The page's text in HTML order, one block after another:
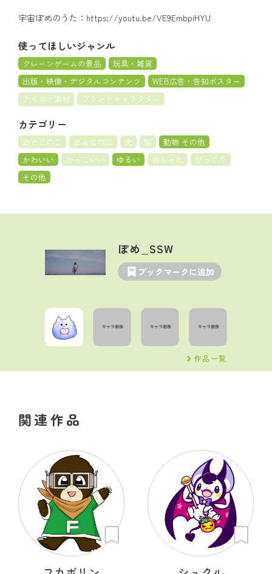
宇宙ぽめのうた：https://youtu.be/VE9EmbpiHYU
使ってほしいジャンル
クレーンゲームの景品
玩具・雑貨
出版・映像・デジタルコンテンツ
WEB広告・告知ポスター
アイコン素材
ブランドキャラクター
カテゴリー
おとこのこ おんなのこ 犬 猫
動物 その他
かわいい
かっこいい ゆるい おしゃれ
びっくり
その他
ぽめ_SSW
ブックマークに追加
作品一覧
関連作品